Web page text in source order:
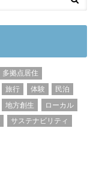
多拠点居住
旅行 体験
民泊
地方創生
ローカル
サステナビリティ